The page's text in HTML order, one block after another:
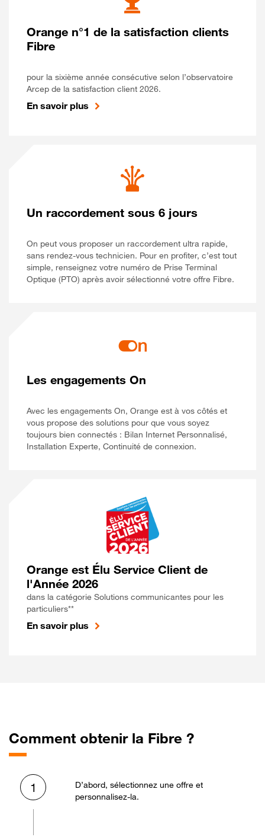
Orange n°1 de la satisfaction clients
Fibre
pour la sixième année consécutive selon l’observatoire
Arcep de la satisfaction client 2026.
En savoir plus
Un raccordement sous 6 jours
On peut vous proposer un raccordement ultra rapide,
sans rendez-vous technicien. Pour en profiter, c’est tout
simple, renseignez votre numéro de Prise Terminal
Optique (PTO) après avoir sélectionné votre offre Fibre.
Les engagements On
Avec les engagements On, Orange est à vos côtés et
vous propose des solutions pour que vous soyez
toujours bien connectés : Bilan Internet Personnalisé,
Installation Experte, Continuité de connexion.
Orange est Élu Service Client de
l'Année 2026
dans la catégorie Solutions communicantes pour les
particuliers**
En savoir plus
Comment obtenir la Fibre ?
1
D’abord, sélectionnez une offre et
personnalisez-la.